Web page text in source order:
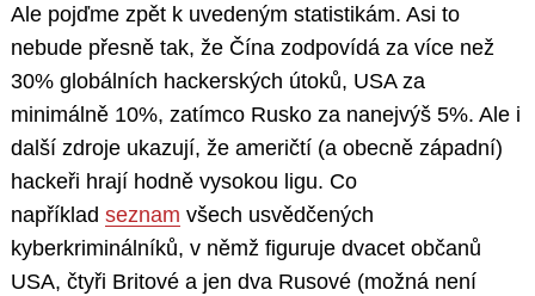
Ale pojďme zpět k uvedeným statistikám. Asi to
nebude přesně tak, že Čína zodpovídá za více než
30% globálních hackerských útoků, USA za
minimálně 10%, zatímco Rusko za nanejvýš 5%. Ale i
další zdroje ukazují, že američtí (a obecně západní)
hackeři hrají hodně vysokou ligu. Co
například seznam všech usvědčených
kyberkriminálníků, v němž figuruje dvacet občanů
USA, čtyři Britové a jen dva Rusové (možná není